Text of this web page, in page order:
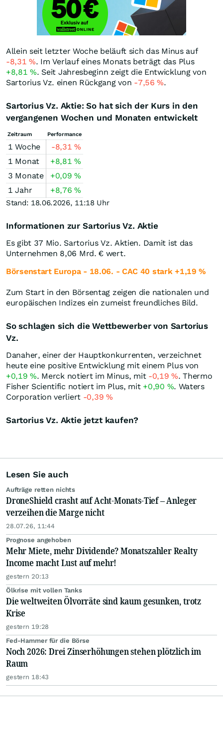
Allein seit letzter Woche beläuft sich das Minus auf
-8,31%. Im Verlauf eines Monats beträgt das Plus
+8,81%. Seit Jahresbeginn zeigt die Entwicklung von
Sartorius Vz. einen Rückgang von -7,56%.
Sartorius Vz. Aktie: So hat sich der Kurs in den
vergangenen Wochen und Monaten entwickelt
Zeitraum Performance
1 Woche -8,31%
1 Monat
+8,81%
3 Monate
+0,09%
1 Jahr
+8,76%
Stand: 18.06.2026, 11:18 Uhr
Informationen zur Sartorius Vz. Aktie
Es gibt 37 Mio. Sartorius Vz. Aktien. Damit ist das
Unternehmen 8,06 Mrd. € wert.
Börsenstart Europa - 18.06. - CAC 40 stark +1,19 %
Zum Start in den Börsentag zeigen die nationalen und
europäischen Indizes ein zumeist freundliches Bild.
So schlagen sich die Wettbewerber von Sartorius
Vz.
Danaher, einer der Hauptkonkurrenten, verzeichnet
heute eine positive Entwicklung mit einem Plus von
+0,19%. Merck notiert im Minus, mit -0,19%. Thermo
Fisher Scientific notiert im Plus, mit +0,90 %. Waters
Corporation verliert -0,39 %
Sartorius Vz. Aktie jetzt kaufen?
Lesen Sie auch
Aufträge retten nichts
DroneShield crasht auf Acht-Monats-Tief – Anleger
verzeihen die Marge nicht
28.07.26, 11:44
Prognose angehoben
Mehr Miete, mehr Dividende? Monatszahler Realty
Income macht Lust auf mehr!
gestern 20:13
Ölkrise mit vollen Tanks
Die weltweiten Ölvorräte sind kaum gesunken, trotz
Krise
gestern 19:28
Fed-Hammer für die Börse
Noch 2026: Drei Zinserhöhungen stehen plötzlich im
Raum
gestern 18:43